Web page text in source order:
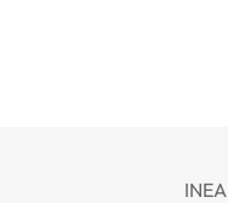
INEA